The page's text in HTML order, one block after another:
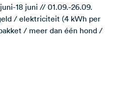
18 juni // 01.09.-26.09.
/ elektriciteit (4 kWh per
/ meer dan één hond /